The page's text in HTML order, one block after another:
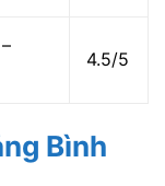
4.5/5
Bình